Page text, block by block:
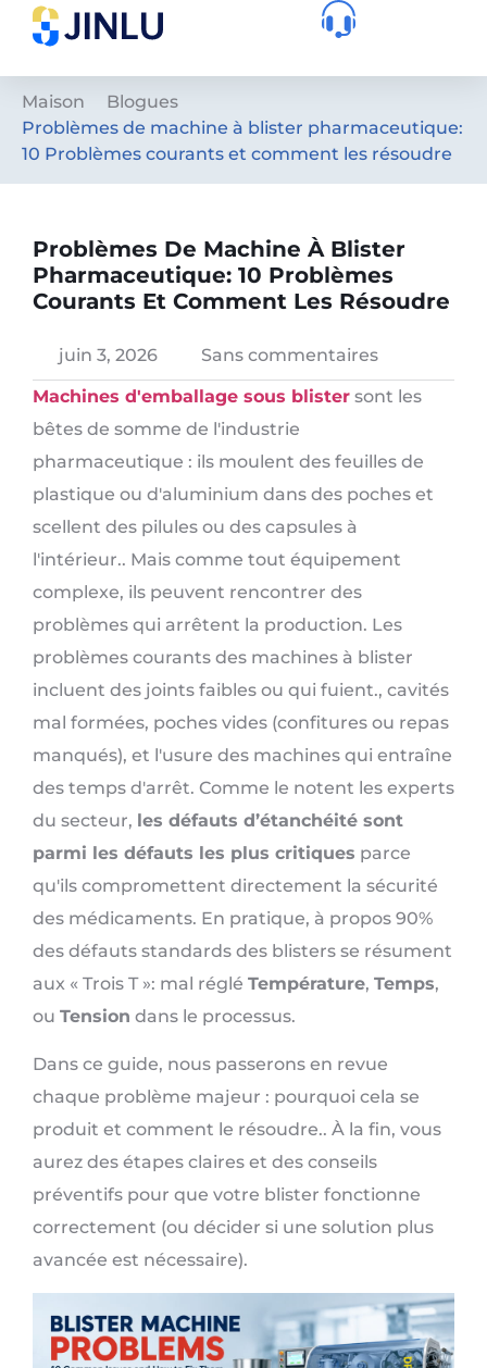
Maison
Blogues
Problèmes de machine à blister pharmaceutique:
10 Problèmes courants et comment les résoudre
Problèmes De Machine À Blister
Pharmaceutique: 10 Problèmes
Courants Et Comment Les Résoudre
juin 3, 2026
Sans commentaires
Machines d'emballage sous blister sont les
bêtes de somme de l'industrie
pharmaceutique : ils moulent des feuilles de
plastique ou d'aluminium dans des poches et
scellent des pilules ou des capsules à
l'intérieur.. Mais comme tout équipement
complexe, ils peuvent rencontrer des
problèmes qui arrêtent la production. Les
problèmes courants des machines à blister
incluent des joints faibles ou qui fuient., cavités
mal formées, poches vides (confitures ou repas
manqués), et l'usure des machines qui entraîne
des temps d'arrêt. Comme le notent les experts
du secteur, les défauts d’étanchéité sont
parmi les défauts les plus critiques parce
qu'ils compromettent directement la sécurité
des médicaments. En pratique, à propos 90%
des défauts standards des blisters se résument
aux « Trois T »: mal réglé Température, Temps,
ou Tension dans le processus.
Dans ce guide, nous passerons en revue
chaque problème majeur : pourquoi cela se
produit et comment le résoudre.. À la fin, vous
aurez des étapes claires et des conseils
préventifs pour que votre blister fonctionne
correctement (ou décider si une solution plus
avancée est nécessaire).